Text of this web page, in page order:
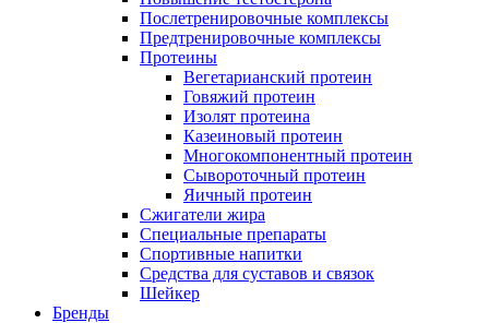
Послетренировочные комплексы
Предтренировочные комплексы
Протеины
Вегетарианский протеин
Говяжий протеин
Изолят протеина
Казеиновый протеин
Многокомпонентный протеин
Сывороточный протеин
Яичный протеин
Сжигатели жира
Специальные препараты
Спортивные напитки
Средства для суставов и связок
Шейкер
Бренды